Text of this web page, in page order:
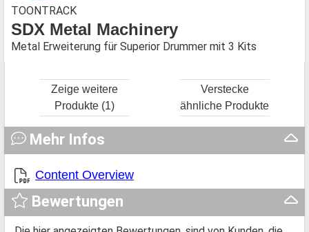
TOONTRACK
SDX Metal Machinery
Metal Erweiterung für Superior Drummer mit 3 Kits
Zeige weitere
Produkte (1)
Verstecke
ähnliche Produkte
Mehr Infos
Content Overview
Bewertungen